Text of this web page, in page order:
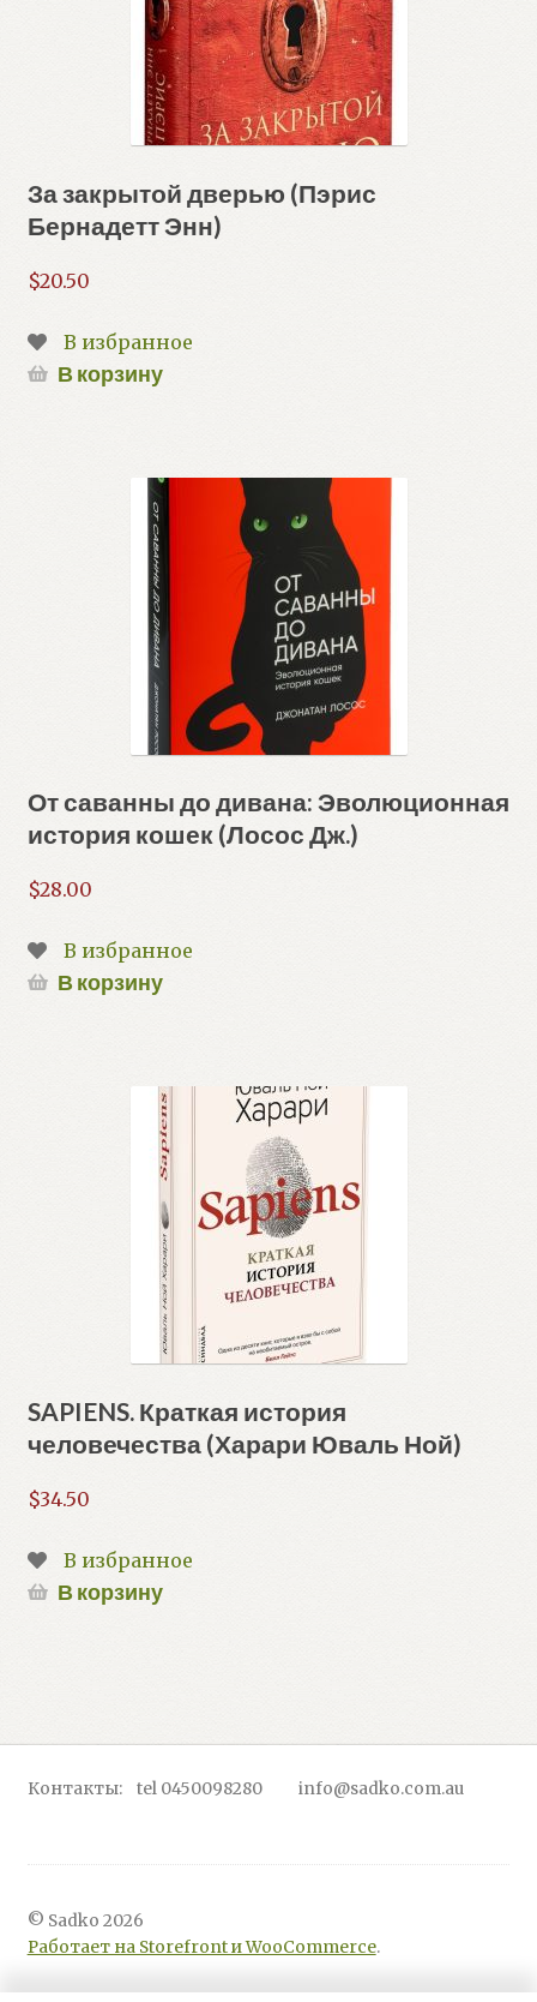
За закрытой дверью (Пэрис
Бернадетт Энн)
$20.50
В избранное
В корзину
От саванны до дивана: Эволюционная
история кошек (Лосос Дж.)
$28.00
В избранное
В корзину
SAPIENS. Краткая история
человечества (Харари Юваль Ной)
$34.50
В избранное
В корзину
Контакты: tel 0450098280 info@sadko.com.au
© Sadko 2026
Работает на Storefront и WooCommerce.